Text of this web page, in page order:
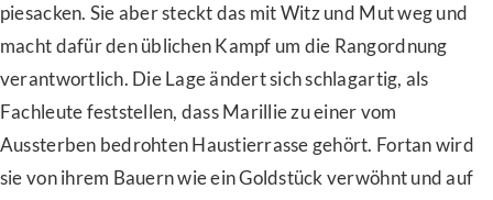
piesacken. Sie aber steckt das mit Witz und Mut weg und
macht dafür den üblichen Kampf um die Rangordnung
verantwortlich. Die Lage ändert sich schlagartig, als
Fachleute feststellen, dass Marillie zu einer vom
Aussterben bedrohten Haustierrasse gehört. Fortan wird
sie von ihrem Bauern wie ein Goldstück verwöhnt und auf